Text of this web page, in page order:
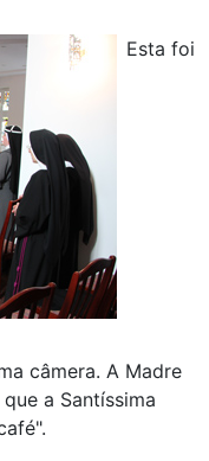
Esta foi
câmera. A Madre
a Santíssima